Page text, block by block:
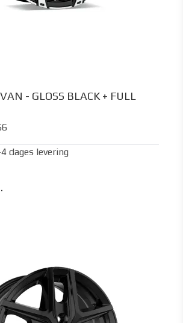
- GLOSS BLACK + FULL
dages levering